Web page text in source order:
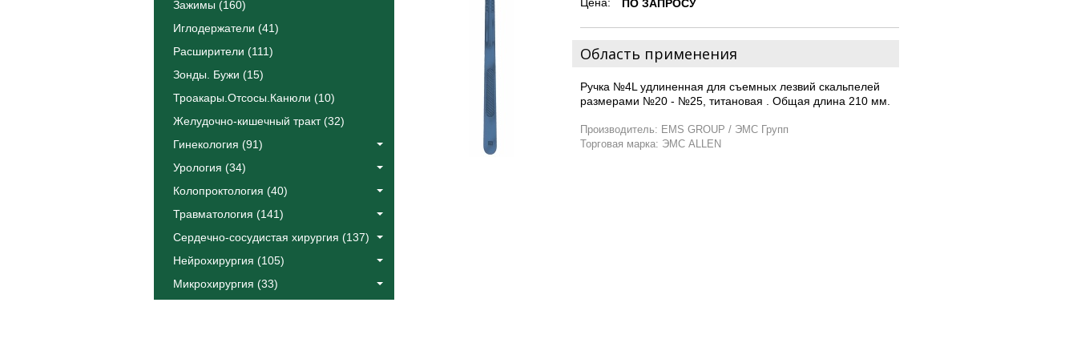
Зажимы (160)
Иглодержатели (41)
Расширители (111)
Зонды. Бужи (15)
Троакары.Отсосы.Канюли (10)
Желудочно-кишечный тракт (32)
Гинекология (91)
Урология (34)
Колопроктология (40)
Травматология (141)
Сердечно-сосудистая хирургия (137)
Нейрохирургия (105)
Микрохирургия (33)
Цена:
ПО ЗАПРОСУ
Область применения
Ручка №4L удлиненная для съемных лезвий скальпелей
размерами №20 - №25, титановая . Общая длина 210 мм.
Производитель: EMS GROUP / ЭМС Групп
Торговая марка: ЭМС ALLEN